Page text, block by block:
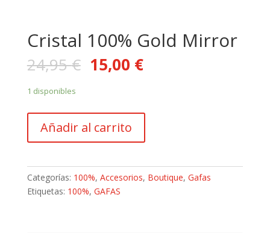
Cristal 100% Gold Mirror
24,95€ 15,00 €
1 disponibles
100%
Gold
cantidad
Añadir al carrito
Categorías: 100%, Accesorios, Boutique, Gafas
Etiquetas: 100%, GAFAS